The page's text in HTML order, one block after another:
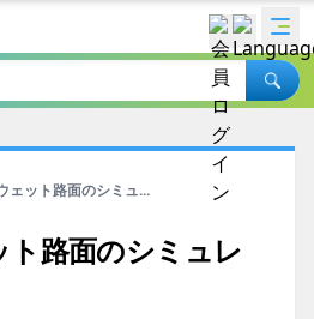
ェット路面のシミュ...
ト路面のシミュレ